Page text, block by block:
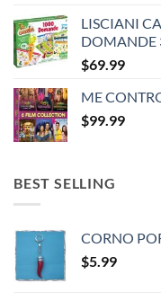
was:
LISCIANI
DOMANDE
$69.99
ME
$99.99
BEST SELLING
CORNO
$5.99